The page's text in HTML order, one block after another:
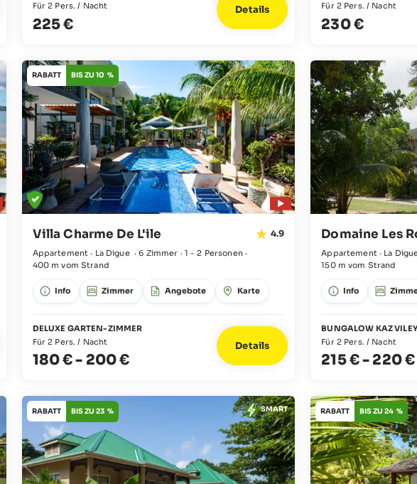
Für 2 Pers. / Nacht
225 €
Details
Für 2 Pers. / Nacht
230 €
RABATT BIS ZU 10 %
Villa Charme De L'ile 4.9
Appartement · La Digue ·6 Zimmer · 1 - 2 Personen·
400 m vom Strand
Info Zimmer Angebote Karte
DELUXE GARTEN-ZIMMER
Für 2 Pers. / Nacht
180 €- 200 €
Details
Domaine Les
Appartement · La
150 m vom Strand
Info
BUNGALOW KAZ
Für 2 Pers. / Nacht
215 €- 220 €
RABATT BIS ZU 23 % SMART RABATT BIS ZU 24 %